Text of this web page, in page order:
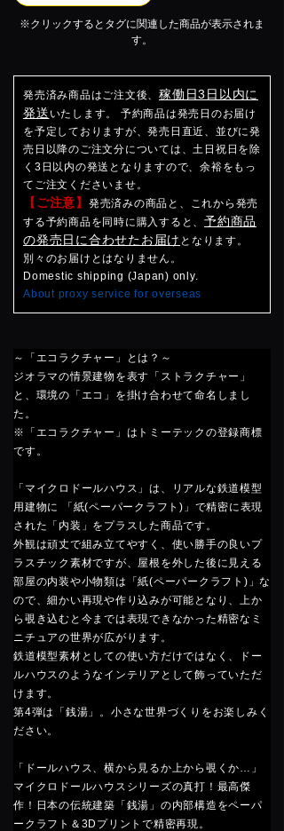
※クリックするとタグに関連した商品が表示されま
す。
発売済み商品はご注文後、 稼働日3日以内に
発送 いたします。 予約商品は発売日のお届け
を予定しておりますが、発売日直近、並びに発
売日以降のご注文分については、土日祝日を除
く3日以内の発送となりますので、余裕をもっ
てご注文くださいませ。
【ご注意】 発売済みの商品と、これから発売
する予約商品を同時に購入すると、 予約商品
の発売日に合わせたお届け となります。
別々のお届けとはなりません。
Domestic shipping (Japan) only.
About proxy service for overseas
～「エコラクチャー」とは？～
ジオラマの情景建物を表す「ストラクチャー」
と、環境の「エコ」を掛け合わせて命名しまし
た。
※「エコラクチャー」はトミーテックの登録商標
です。
「マイクロドールハウス」は、リアルな鉄道模型
用建物に 「紙(ペーパークラフト)」で精密に表現
された「内装」をプラスした商品です。
外観は頑丈で組み立てやすく、使い勝手の良いプ
ラスチック素材ですが、屋根を外した後に見える
部屋の内装や小物類は「紙(ペーパークラフト)」な
ので、細かい再現や作り込みが可能となり、上か
ら覗き込むと今までは表現できなかった精密なミ
ニチュアの世界が広がります。
鉄道模型素材としての使い方だけではなく、ドー
ルハウスのようなインテリアとして飾っていただ
けます。
第4弾は「銭湯」。小さな世界づくりをお楽しみく
ださい。
「ドールハウス、横から見るか上から覗くか…」
マイクロドールハウスシリーズの真打！最高傑
作！日本の伝統建築「銭湯」の内部構造をペーパ
ークラフト＆3Dプリントで精密再現。